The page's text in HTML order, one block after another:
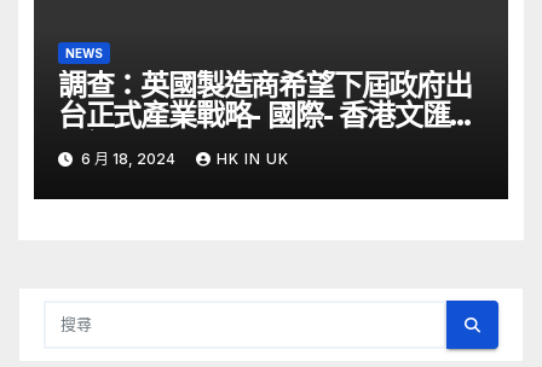
NEWS
調查：英國製造商希望下屆政府出
台正式產業戰略- 國際- 香港文匯網
– 文匯報
6 月 18, 2024 HK IN UK